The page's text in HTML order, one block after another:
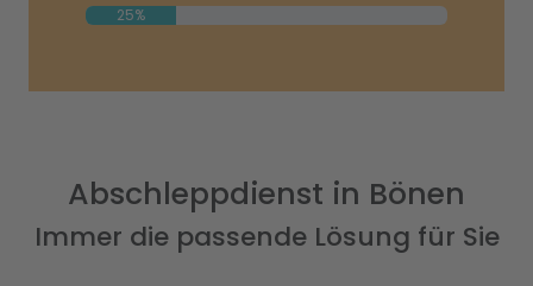
25%
Abschleppdienst in Bönen
Immer die passende Lösung für Sie